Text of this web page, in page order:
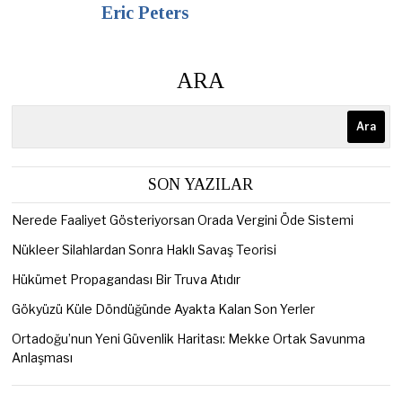
Eric Peters
ARA
Ara
SON YAZILAR
Nerede Faaliyet Gösteriyorsan Orada Vergini Öde Sistemi
Nükleer Silahlardan Sonra Haklı Savaş Teorisi
Hükümet Propagandası Bir Truva Atıdır
Gökyüzü Küle Döndüğünde Ayakta Kalan Son Yerler
Ortadoğu’nun Yeni Güvenlik Haritası: Mekke Ortak Savunma
Anlaşması